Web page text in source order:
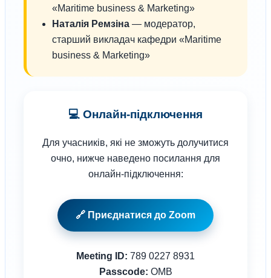
«Maritime business & Marketing»
Наталія Ремзіна — модератор,
старший викладач кафедри «Maritime
business & Marketing»
💻 Онлайн-підключення
Для учасників, які не зможуть долучитися
очно, нижче наведено посилання для
онлайн-підключення:
🔗 Приєднатися до Zoom
Meeting ID: 789 0227 8931
Passcode: OMB